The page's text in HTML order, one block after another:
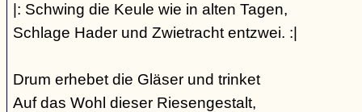
|: Schwing die Keule wie in alten Tagen,
Schlage Hader und Zwietracht entzwei. :|
Drum erhebet die Gläser und trinket
Auf das Wohl dieser Riesengestalt,